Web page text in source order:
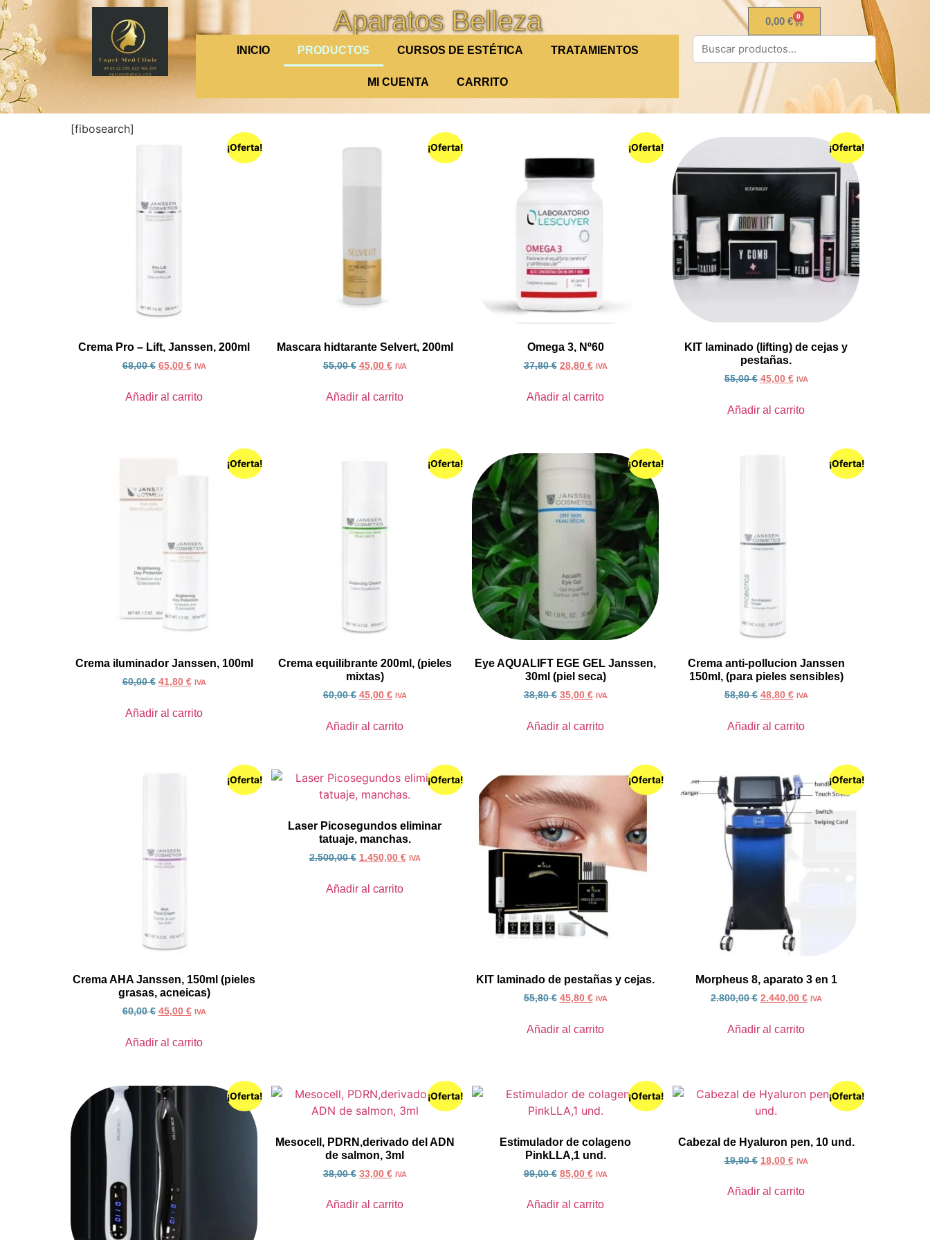
Aparatos Belleza
INICIO PRODUCTOS CURSOS DE ESTÉTICA TRATAMIENTOS
MI CUENTA CARRITO
0,00€ 0
[fibosearch]
¡Oferta!
Crema Pro – Lift, Janssen, 200ml
68,00€ 65,00 € IVA
Añadir al carrito
¡Oferta!
Mascara hidtarante Selvert, 200ml
55,00€ 45,00 € IVA
Añadir al carrito
¡Oferta!
Omega 3, Nº60
37,80€ 28,80 € IVA
Añadir al carrito
¡Oferta!
KIT laminado (lifting) de cejas y
pestañas.
55,00€ 45,00 € IVA
Añadir al carrito
¡Oferta!
Crema iluminador Janssen, 100ml
60,00€ 41,80 € IVA
Añadir al carrito
¡Oferta!
Crema equilibrante 200ml, (pieles
mixtas)
60,00€ 45,00 € IVA
Añadir al carrito
¡Oferta!
Eye AQUALIFT EGE GEL Janssen,
30ml (piel seca)
38,80€ 35,00 € IVA
Añadir al carrito
¡Oferta!
Crema anti-pollucion Janssen
150ml, (para pieles sensibles)
58,80€ 48,80 € IVA
Añadir al carrito
¡Oferta!
Crema AHA Janssen, 150ml (pieles
grasas, acneicas)
60,00€ 45,00 € IVA
Añadir al carrito
¡Oferta!
Laser Picosegundos eliminar
tatuaje, manchas.
2.500,00€ 1.450,00 € IVA
Añadir al carrito
¡Oferta!
KIT laminado de pestañas y cejas.
55,80€ 45,80 € IVA
Añadir al carrito
¡Oferta!
Morpheus 8, aparato 3 en 1
2.800,00€ 2.440,00 € IVA
Añadir al carrito
¡Oferta! ¡Oferta!
Mesocell, PDRN,derivado del ADN
de salmon, 3ml
38,00€ 33,00 € IVA
Añadir al carrito
¡Oferta!
Estimulador de colageno
PinkLLA,1 und.
99,00€ 85,00 € IVA
Añadir al carrito
¡Oferta!
Cabezal de Hyaluron pen, 10 und.
19,90€ 18,00 € IVA
Añadir al carrito